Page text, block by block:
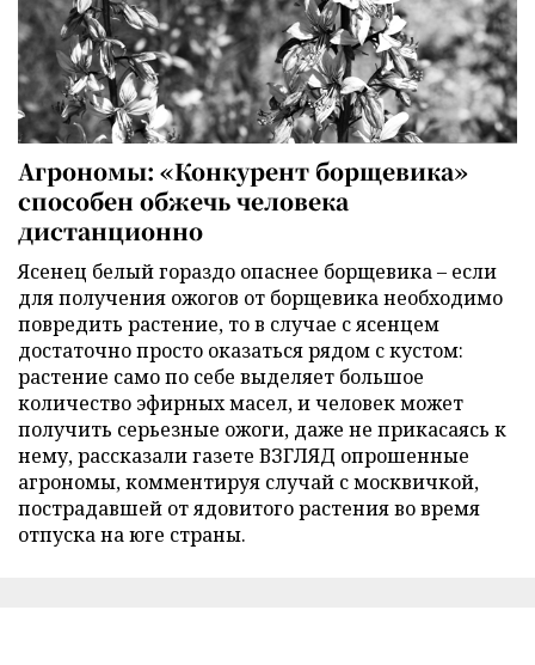
Агрономы: «Конкурент борщевика»
способен обжечь человека
дистанционно
Ясенец белый гораздо опаснее борщевика – если
для получения ожогов от борщевика необходимо
повредить растение, то в случае с ясенцем
достаточно просто оказаться рядом с кустом:
растение само по себе выделяет большое
количество эфирных масел, и человек может
получить серьезные ожоги, даже не прикасаясь к
нему, рассказали газете ВЗГЛЯД опрошенные
агрономы, комментируя случай с москвичкой,
пострадавшей от ядовитого растения во время
отпуска на юге страны.